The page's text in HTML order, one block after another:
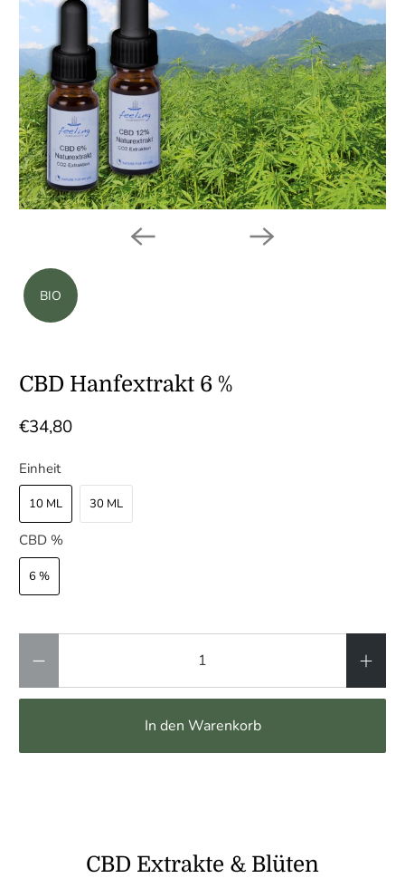
BIO
CBD Hanfextrakt 6 %
€34,80
Einheit
10 ML 30 ML
CBD %
6 %
In den Warenkorb
CBD Extrakte & Blüten